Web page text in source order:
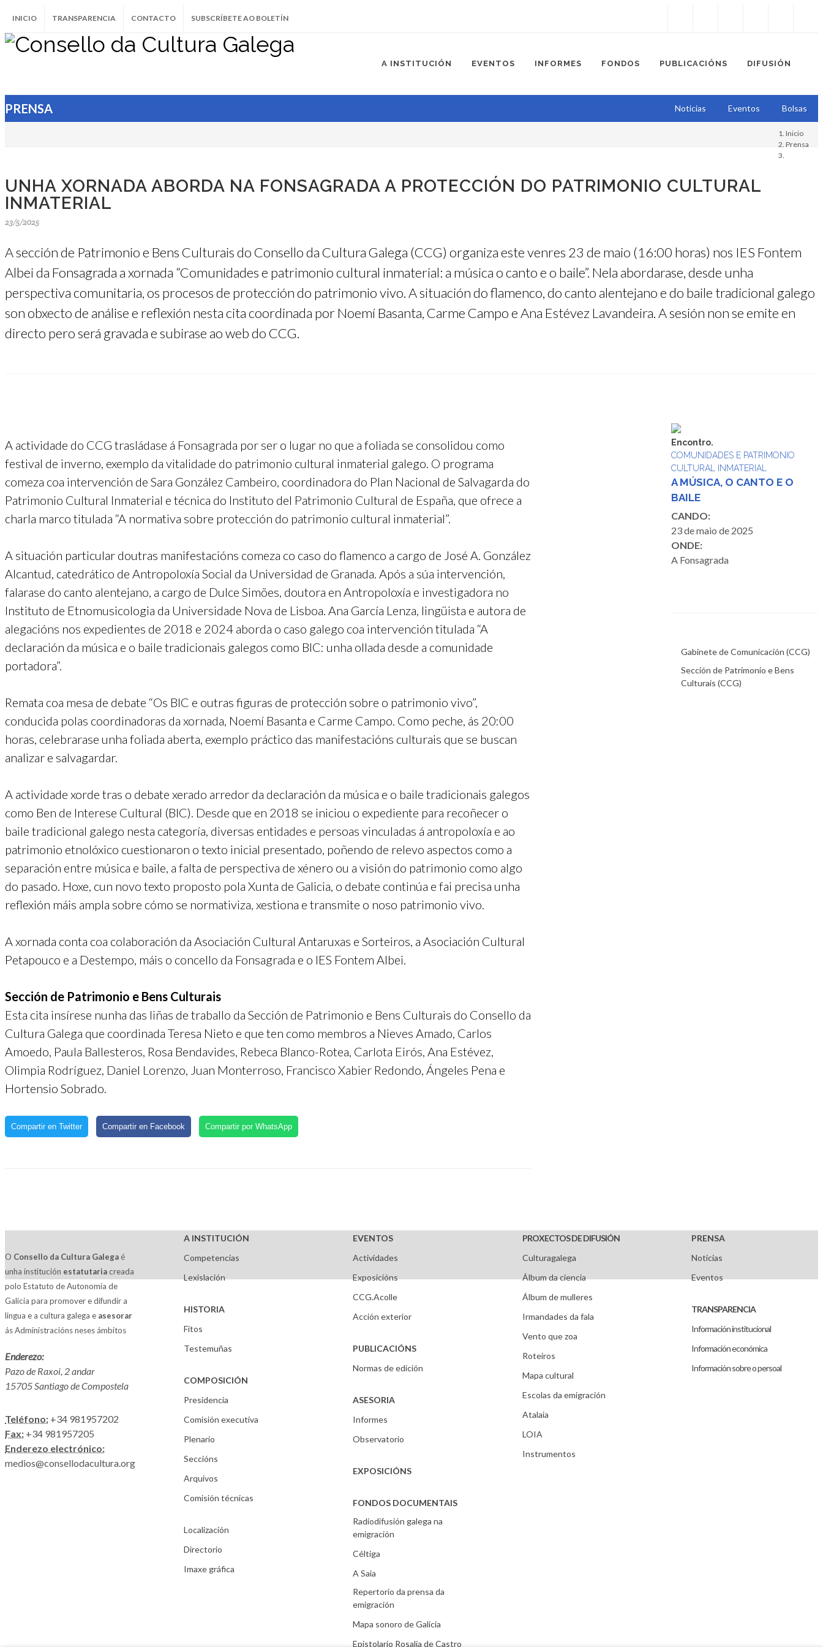
INICIO TRANSPARENCIA CONTACTO SUBSCRÍBETE AO BOLETÍN
A INSTITUCIÓN EVENTOS INFORMES FONDOS PUBLICACIÓNS DIFUSIÓN
PRENSA Noticias Eventos Bolsas
Inicio
Prensa
UNHA XORNADA ABORDA NA FONSAGRADA A PROTECCIÓN DO PATRIMONIO CULTURAL
INMATERIAL
23/5/2025
A sección de Patrimonio e Bens Culturais do Consello da Cultura Galega (CCG) organiza este venres 23 de maio (16:00 horas) nos IES Fontem
Albei da Fonsagrada a xornada “Comunidades e patrimonio cultural inmaterial: a música o canto e o baile”. Nela abordarase, desde unha
perspectiva comunitaria, os procesos de protección do patrimonio vivo. A situación do flamenco, do canto alentejano e do baile tradicional galego
son obxecto de análise e reflexión nesta cita coordinada por Noemí Basanta, Carme Campo e Ana Estévez Lavandeira. A sesión non se emite en
directo pero será gravada e subirase ao web do CCG.
A actividade do CCG trasládase á Fonsagrada por ser o lugar no que a foliada se consolidou como
festival de inverno, exemplo da vitalidade do patrimonio cultural inmaterial galego. O programa
comeza coa intervención de Sara González Cambeiro, coordinadora do Plan Nacional de Salvagarda do
Patrimonio Cultural Inmaterial e técnica do Instituto del Patrimonio Cultural de España, que ofrece a
charla marco titulada “A normativa sobre protección do patrimonio cultural inmaterial”.
A situación particular doutras manifestacións comeza co caso do flamenco a cargo de José A. González
Alcantud, catedrático de Antropoloxía Social da Universidad de Granada. Após a súa intervención,
falarase do canto alentejano, a cargo de Dulce Simões, doutora en Antropoloxía e investigadora no
Instituto de Etnomusicologia da Universidade Nova de Lisboa. Ana García Lenza, lingüista e autora de
alegacións nos expedientes de 2018 e 2024 aborda o caso galego coa intervención titulada “A
declaración da música e o baile tradicionais galegos como BIC: unha ollada desde a comunidade
portadora”.
Remata coa mesa de debate “Os BIC e outras figuras de protección sobre o patrimonio vivo”,
conducida polas coordinadoras da xornada, Noemí Basanta e Carme Campo. Como peche, ás 20:00
horas, celebrarase unha foliada aberta, exemplo práctico das manifestacións culturais que se buscan
analizar e salvagardar.
A actividade xorde tras o debate xerado arredor da declaración da música e o baile tradicionais galegos
como Ben de Interese Cultural (BIC). Desde que en 2018 se iniciou o expediente para recoñecer o
baile tradicional galego nesta categoría, diversas entidades e persoas vinculadas á antropoloxía e ao
patrimonio etnolóxico cuestionaron o texto inicial presentado, poñendo de relevo aspectos como a
separación entre música e baile, a falta de perspectiva de xénero ou a visión do patrimonio como algo
do pasado. Hoxe, cun novo texto proposto pola Xunta de Galicia, o debate continúa e fai precisa unha
reflexión máis ampla sobre cómo se normativiza, xestiona e transmite o noso patrimonio vivo.
A xornada conta coa colaboración da Asociación Cultural Antaruxas e Sorteiros, a Asociación Cultural
Petapouco e a Destempo, máis o concello da Fonsagrada e o IES Fontem Albei.
Sección de Patrimonio e Bens Culturais
Esta cita insírese nunha das liñas de traballo da Sección de Patrimonio e Bens Culturais do Consello da
Cultura Galega que coordinada Teresa Nieto e que ten como membros a Nieves Amado, Carlos
Amoedo, Paula Ballesteros, Rosa Bendavides, Rebeca Blanco-Rotea, Carlota Eirós, Ana Estévez,
Olimpia Rodríguez, Daniel Lorenzo, Juan Monterroso, Francisco Xabier Redondo, Ángeles Pena e
Hortensio Sobrado.
Compartir en Twitter Compartir en Facebook Compartir por WhatsApp
Encontro.
COMUNIDADES E PATRIMONIO
CULTURAL INMATERIAL
A MÚSICA, O CANTO E O
BAILE
CANDO:
23 de maio de 2025
ONDE:
A Fonsagrada
Gabinete de Comunicación (CCG)
Sección de Patrimonio e Bens
Culturais (CCG)
O Consello da Cultura Galega é
unha institución estatutariacreada
polo Estatuto de Autonomía de
Galicia para promover e difundir a
lingua e a cultura galega e asesorar
ás Administracións neses ámbitos
Enderezo:
Pazo de Raxoi, 2 andar
15705 Santiago de Compostela
Teléfono: +34 981957202
Fax: +34 981957205
Enderezo electrónico:
medios@consellodacultura.org
A INSTITUCIÓN
Competencias
Lexislación
HISTORIA
Fitos
Testemuñas
COMPOSICIÓN
Presidencia
Comisión executiva
Plenario
Seccións
Arquivos
Comisión técnicas
Localización
Directorio
Imaxe gráfica
EVENTOS
Actividades
Exposicións
CCG.Acolle
Acción exterior
PUBLICACIÓNS
Normas de edición
ASESORIA
Informes
Observatorio
EXPOSICIÓNS
FONDOS DOCUMENTAIS
Radiodifusión galega na
emigración
Céltiga
A Saia
Repertorio da prensa da
emigración
Mapa sonoro de Galicia
Epistolario Rosalía de Castro
PROXECTOS DE DIFUSIÓN
Culturagalega
Álbum da ciencia
Álbum de mulleres
Irmandades da fala
Vento que zoa
Roteiros
Mapa cultural
Escolas da emigración
Atalaia
LOIA
Instrumentos
PRENSA
Noticias
Eventos
TRANSPARENCIA
Información institucional
Información económica
Información sobre o persoal